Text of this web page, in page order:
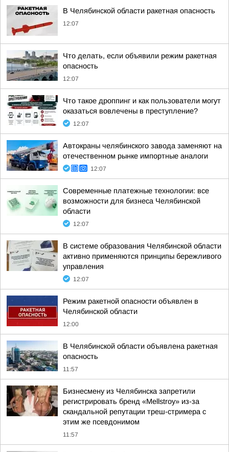
В Челябинской области ракетная опасность
12:07
Что делать, если объявили режим ракетная
опасность
12:07
Что такое дроппинг и как пользователи могут
оказаться вовлечены в преступление?
12:07
Автокраны челябинского завода заменяют на
отечественном рынке импортные аналоги
12:07
Современные платежные технологии: все
возможности для бизнеса Челябинской
области
12:07
В системе образования Челябинской области
активно применяются принципы бережливого
управления
12:07
Режим ракетной опасности объявлен в
Челябинской области
12:00
В Челябинской области объявлена ракетная
опасность
11:57
Бизнесмену из Челябинска запретили
регистрировать бренд «Mellstroy» из-за
скандальной репутации треш-стримера с
этим же псевдонимом
11:57